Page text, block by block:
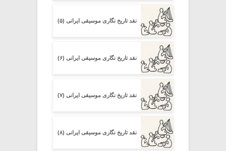
نقد تاریخ نگاری موسیقی ایرانی (۵)
نقد تاریخ نگاری موسیقی ایرانی (۶)
نقد تاریخ نگاری موسیقی ایرانی (۷)
نقد تاریخ نگاری موسیقی ایرانی (۸)